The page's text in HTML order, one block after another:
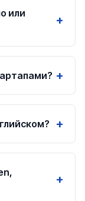
или
+
+
+
+